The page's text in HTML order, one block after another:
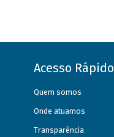
Acesso Rápido
Quem somos
Onde atuamos
Transparência